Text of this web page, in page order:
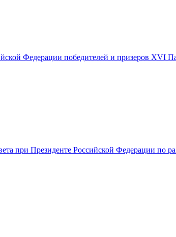
Федерации победителей и призеров XVI
при Президенте Российской Федерации по